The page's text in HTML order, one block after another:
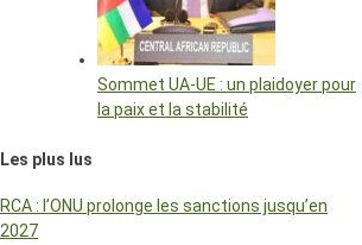
Sommet UA-UE : un plaidoyer pour
la paix et la stabilité
Les plus lus
RCA : l’ONU prolonge les sanctions jusqu’en
2027